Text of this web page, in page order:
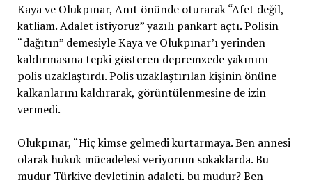
Kaya ve Olukpınar, Anıt önünde oturarak “Afet değil,
katliam. Adalet istiyoruz” yazılı pankart açtı. Polisin
“dağıtın” demesiyle Kaya ve Olukpınar’ı yerinden
kaldırmasına tepki gösteren depremzede yakınını
polis uzaklaştırdı. Polis uzaklaştırılan kişinin önüne
kalkanlarını kaldırarak, görüntülenmesine de izin
vermedi.
Olukpınar, “Hiç kimse gelmedi kurtarmaya. Ben annesi
olarak hukuk mücadelesi veriyorum sokaklarda. Bu
mudur Türkiye devletinin adaleti, bu mudur? Ben